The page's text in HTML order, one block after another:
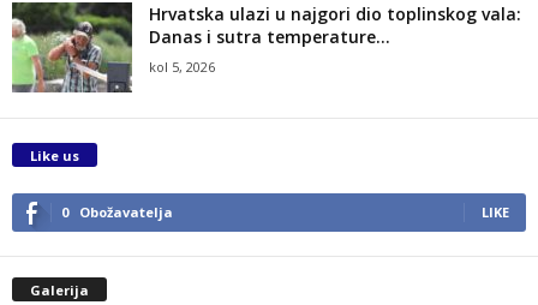
Hrvatska ulazi u najgori dio toplinskog vala:
Danas i sutra temperature...
kol 5, 2026
Like us
0 Obožavatelja LIKE
Galerija